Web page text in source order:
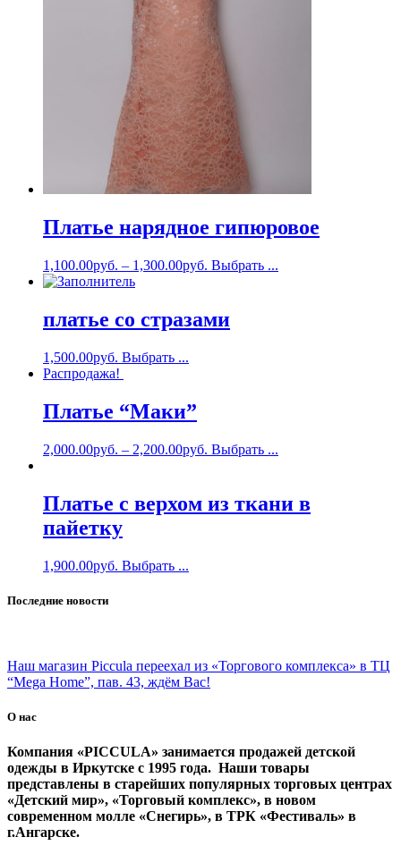
Платье нарядное гипюровое
1,100.00руб. – 1,300.00руб. Выбрать ...
платье со стразами
1,500.00руб. Выбрать ...
Распродажа!
Платье “Маки”
2,000.00руб. – 2,200.00руб. Выбрать ...
Платье с верхом из ткани в
пайетку
1,900.00руб. Выбрать ...
Последние новости
Наш магазин Piccula переехал из «Торгового комплекса» в ТЦ
“Mega Home”, пав. 43, ждём Вас!
О нас
Компания «PICCULA» занимается продажей детской
одежды в Иркутске с 1995 года. Наши товары
представлены в старейших популярных торговых центрах
«Детский мир», «Торговый комплекс», в новом
современном молле «Снегирь», в ТРК «Фестиваль» в
г.Ангарске.